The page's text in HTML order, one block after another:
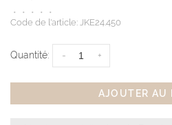
• • • •
•
Code de l'article: JKE24.450
Quantité: +
-
AJOUTER AU